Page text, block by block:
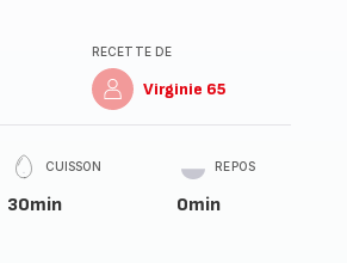
RECETTE DE
Virginie 65
CUISSON
30min
REPOS
0min